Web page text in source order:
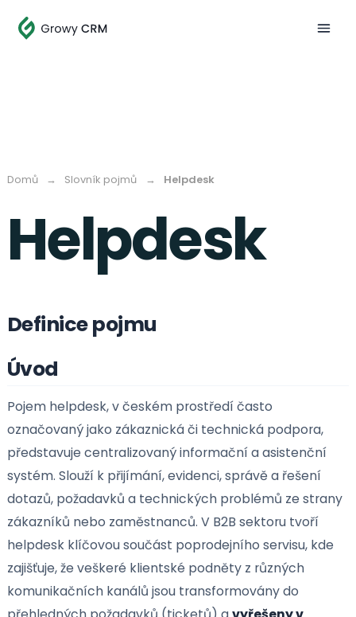
Helpdesk
Definice pojmu
Úvod
Pojem helpdesk, v českém prostředí často
označovaný jako zákaznická či technická
představuje centralizovaný informační a
systém. Slouží k přijímání, evidenci, správě a řešení
dotazů, požadavků a technických problémů ze
zákazníků nebo zaměstnanců. V B2B sektoru tvoří
helpdesk klíčovou součást poprodejního servisu,